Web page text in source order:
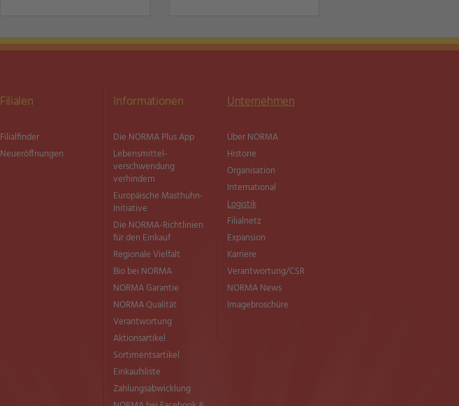
Filialen
Filialfinder
Neueröffnungen
Informationen
Die NORMA Plus App
Lebensmittel­
verschwendung
verhindern
Europäische Masthuhn-
Initiative
Die NORMA-Richtlinien
für den Einkauf
Regionale Vielfalt
Bio bei NORMA
NORMA Garantie
NORMA Qualität
Verantwortung
Aktionsartikel
Sortimentsartikel
Einkaufsliste
Zahlungsabwicklung
Unternehmen
Über NORMA
Historie
Organisation
International
Logistik
Filialnetz
Expansion
Karriere
Verantwortung/CSR
NORMA News
Imagebroschüre